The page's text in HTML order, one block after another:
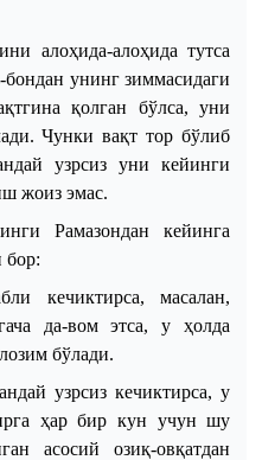
алоҳида-алоҳида тутса
-бондан унинг зиммасидаги
қолган бўлса, уни
Чунки вақт тор бўлиб
узрсиз уни кейинги
жоиз эмас.
Рамазондан кейинга
бор:
кечиктирса, масалан,
да-вом этса, у ҳолда
бўлади.
узрсиз кечиктирса, у
ҳар бир кун учун шу
асосий озиқ-овқатдан